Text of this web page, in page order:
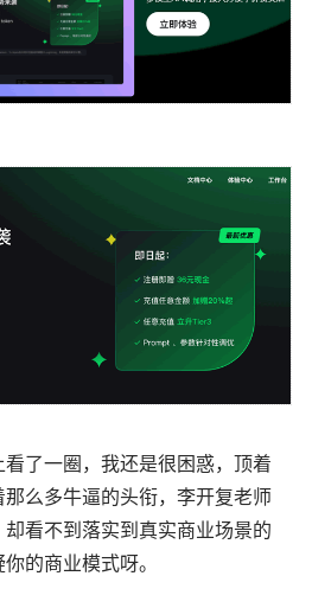
了一圈，我还是很困惑，顶着
么多牛逼的头衔，李开复老师
却看不到落实到真实商业场景的
的商业模式呀。